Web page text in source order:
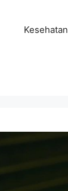
Kesehatan